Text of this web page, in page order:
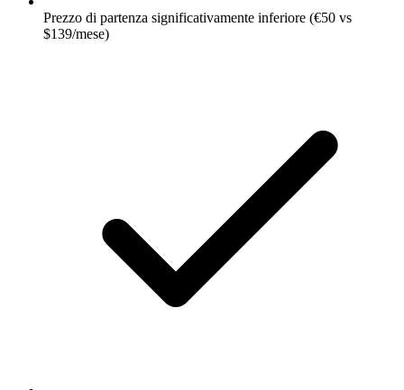
Prezzo di partenza significativamente inferiore (€50 vs
$139/mese)